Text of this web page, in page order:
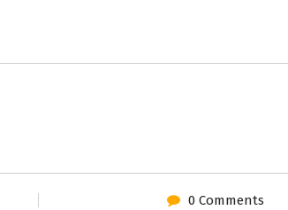
0 Comments